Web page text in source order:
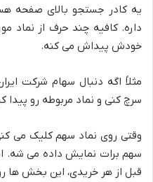
یه کادر جستجو بالای صفحه
داره. کافیه چند حرف از نماد
خودش پیداش می کنه.
مثلاً اگه دنبال سهام شرکت
سرچ کنی و نماد مربوطه رو پیدا
وقتی روی نماد سهم کلیک می
سهم برات نمایش داده می شه.
قبل از هر خریدی، این بخش ها